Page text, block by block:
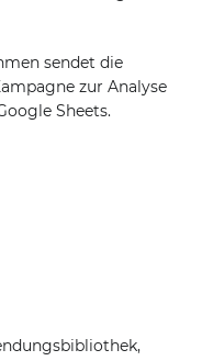
sendet die
zur Analyse
Sheets.